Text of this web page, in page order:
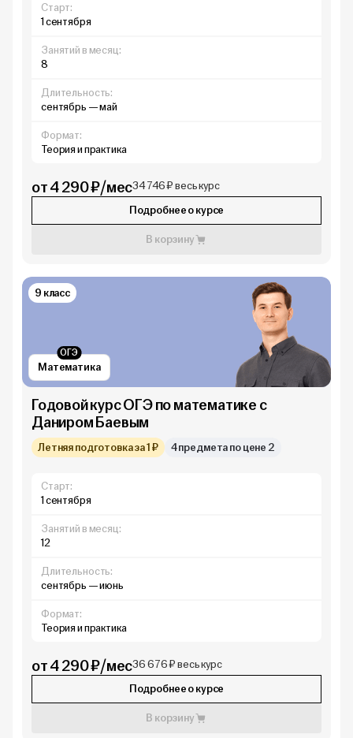
Старт:
1 сентября
Занятий в месяц:
8
Длительность:
сентябрь — май
Формат:
Теория и практика
от 4 290 ₽/мес34 746 ₽ весь курс
Подробнее о курсе
В корзину
Математика
ОГЭ
9 класс
Годовой курс ОГЭ по математике с
Даниром Баевым
Летняя подготовка за 1 ₽ 4 предмета по цене 2
Старт:
1 сентября
Занятий в месяц:
12
Длительность:
сентябрь — июнь
Формат:
Теория и практика
от 4 290 ₽/мес36 676 ₽ весь курс
Подробнее о курсе
В корзину